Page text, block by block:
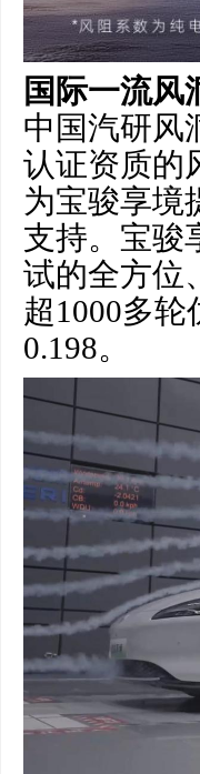
国际一流风
中国汽研风
认证资质的
为宝骏享境
支持。宝骏
试的全方位
超1000多
0.198。